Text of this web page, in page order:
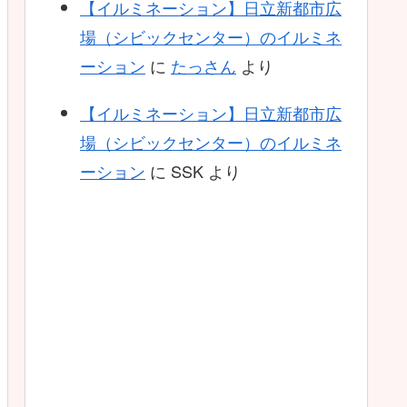
【イルミネーション】日立新都市広
場（シビックセンター）のイルミネ
ーション に たっさん より
【イルミネーション】日立新都市広
場（シビックセンター）のイルミネ
ーション に SSK より